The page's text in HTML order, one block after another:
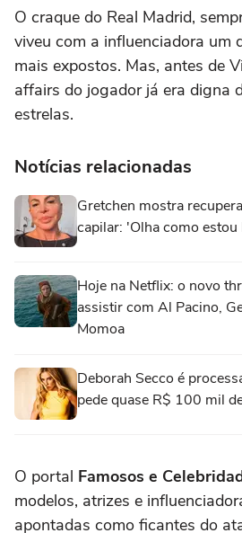
O craque do Real Madrid,
viveu com a influenciadora um
mais expostos. Mas, antes de
affairs do jogador já era digna
estrelas.
Notícias relacionadas
Gretchen mostra
capilar: 'Olha como estou
Hoje na Netflix: o novo
assistir com Al Pacino,
Momoa
Deborah Secco é
pede quase R$ 100 mil
O portal Famosos e
modelos, atrizes e
apontadas como ficantes do